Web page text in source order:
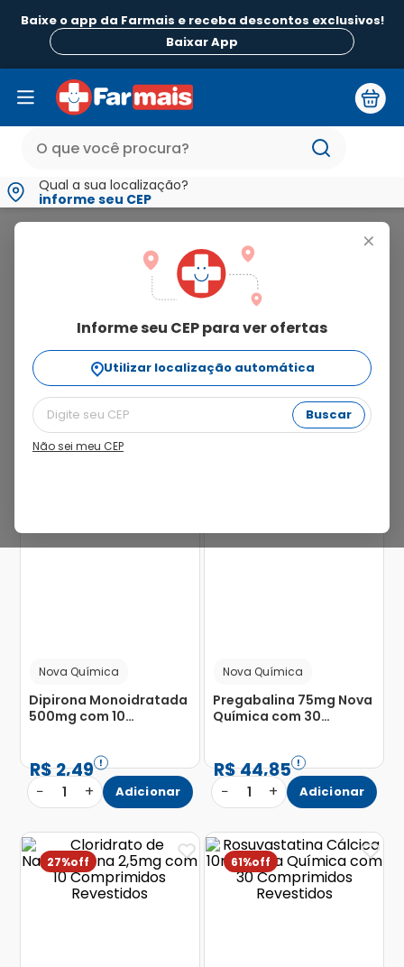
Baixe o app da Farmais e receba descontos exclusivos!
Baixar App
Qual a sua localização?
informe seu CEP
+
Informe seu CEP para ver ofertas
Utilizar localização automática
Buscar
Não sei meu CEP
nova
Ordenar Por
relevância
74%
Nova Química
Dipirona Monoidratada
500mg com 10
R$2,49
− 1 + Adicionar
Nova Química
Pregabalina 75mg Nova
Química com 30
R$44,85
− 1 + Adicionar
27% 61%